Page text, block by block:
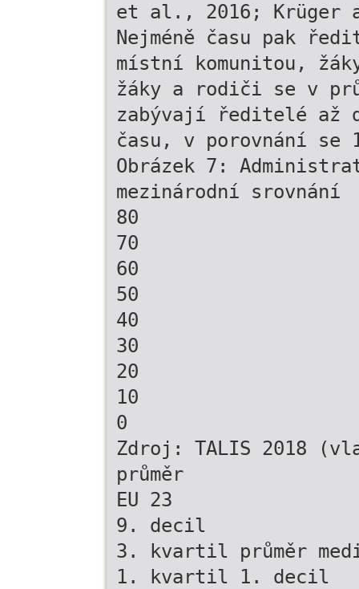
et al., 2016; Krüger
Nejméně času pak
místní komunitou,
žáky a rodiči se v
zabývají ředitelé až
času, v porovnání se
Obrázek 7:
mezinárodní srovnání
80
70
60
50
40
30
20
10
0
Zdroj: TALIS 2018
průměr
EU 23
9. decil
3. kvartil průměr
1. kvartil 1. decil